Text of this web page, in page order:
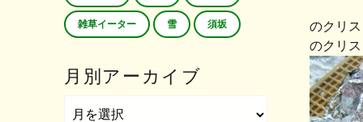
のクリ
のクリ
雑草イーター 雪 須坂
月別アーカイブ